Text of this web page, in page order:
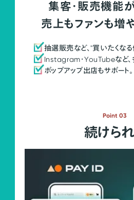
集客・販売機能
売上もファンも増
抽選販売など、"買いたくな
Instagram・YouTubeなど、
ポップアップ出店もサポート。
Point 03
続けら